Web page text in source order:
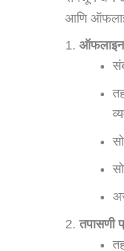
आणि
ऑफलाइन
तपासणी